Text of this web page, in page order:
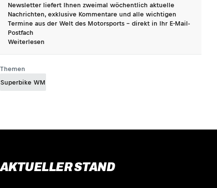
Newsletter liefert Ihnen zweimal wöchentlich aktuelle
Nachrichten, exklusive Kommentare und alle wichtigen
Termine aus der Welt des Motorsports - direkt in Ihr E-Mail-
Postfach
Weiterlesen
Themen
Superbike WM
AKTUELLER STAND